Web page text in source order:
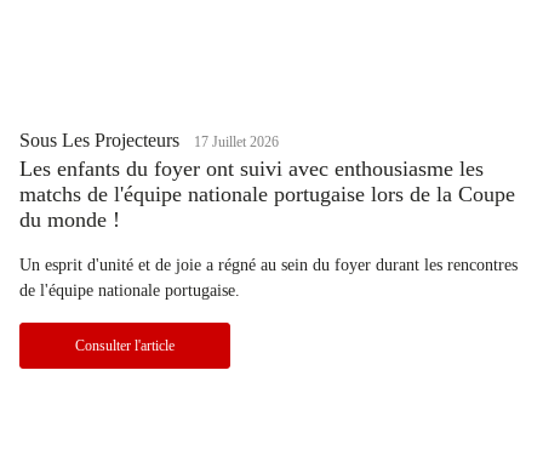
Sous Les Projecteurs 17 Juillet 2026
Les enfants du foyer ont suivi avec enthousiasme les
matchs de l'équipe nationale portugaise lors de la Coupe
du monde !
Un esprit d'unité et de joie a régné au sein du foyer durant les rencontres
de l'équipe nationale portugaise.
Consulter l'article